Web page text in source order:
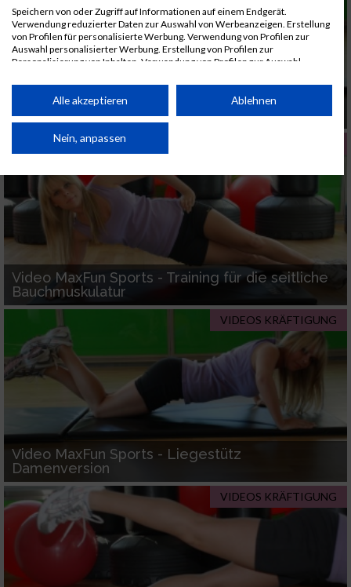
Video MaxFun Sports - Training für die
Gesäßmuskulatur
Video MaxFun Sports - Training für die seitliche
Bauchmuskulatur
VIDEOS KRÄFTIGUNG
Video MaxFun Sports - Liegestütz
Damenversion
VIDEOS KRÄFTIGUNG
Speichern von oder Zugriff auf Informationen auf einem Endgerät.
Verwendung reduzierter Daten zur Auswahl von Werbeanzeigen. Erstellung
von Profilen für personalisierte Werbung. Verwendung von Profilen zur
Auswahl personalisierter Werbung. Erstellung von Profilen zur
Personalisierung von Inhalten. Verwendung von Profilen zur Auswahl
Performance von Inhalten. Analyse von Zielgruppen durch Statistiken oder
Kombinationen von Daten aus verschiedenen Quellen. Entwicklung und
von Inhalten.
Daten können außerhalb der Europäischen Union weitergegeben und in die
Website/App.
Partnerliste anzeigen (1 IAB-Anbieter)
Wir nutzen Ihre Daten für folgende Zwecke:
Speichern von oder Zugriff auf Informationen
auf einem Endgerät
Verwendung reduzierter Daten zur Auswahl
von Werbeanzeigen
Erstellung von Profilen für personalisierte
Werbung
Verwendung von Profilen zur Auswahl
personalisierter Werbung
Erstellung von Profilen zur Personalisierung
von Inhalten
Verwendung von Profilen zur Auswahl
personalisierter Inhalte
Messung der Werbeleistung
Alle akzeptieren Ablehnen
Nein, anpassen